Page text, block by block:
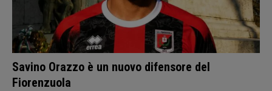
Savino Orazzo è un nuovo difensore del
Fiorenzuola